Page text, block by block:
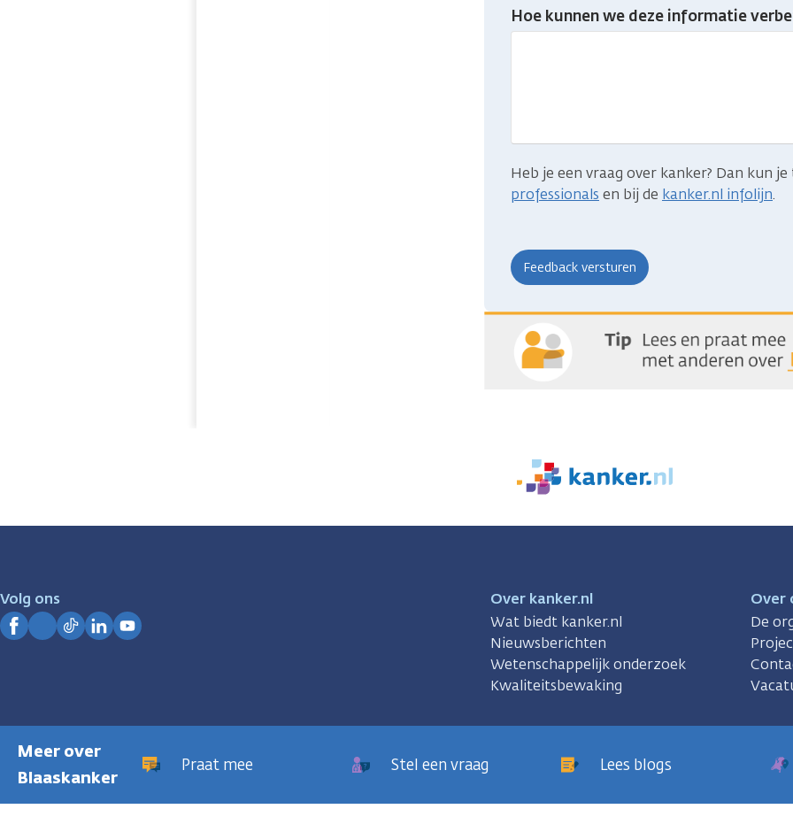
Meer over
Blaaskanker
Praat mee Stel een vraag Lees blogs
Heb
je
Hoe kunnen we deze informatie
Heb je een vraag over kanker? Dan kun
professionals en bij de kanker.nl infolijn.
We
er
Volg ons
Over kanker.nl
Wat biedt kanker.nl
Nieuwsberichten
Wetenschappelijk onderzoek
Kwaliteitsbewaking
Over
De
PrivacyregelingCookies Disclaimer Gebruiksvoorwaarden